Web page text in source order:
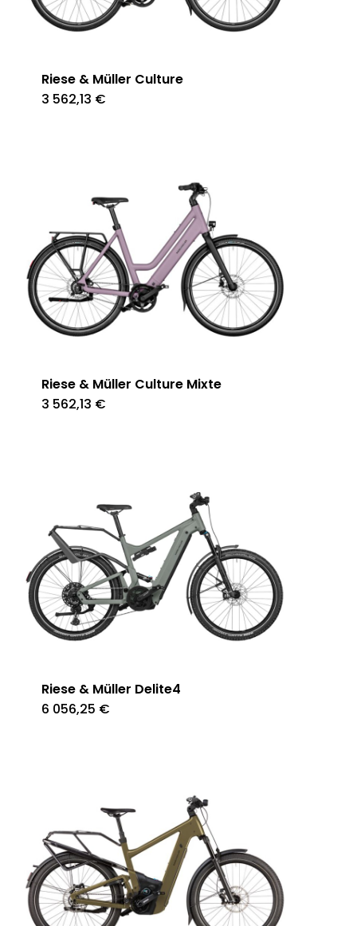
Riese & Müller Culture
3 562,13 €
Riese & Müller Culture Mixte
3 562,13 €
Riese & Müller Delite4
6 056,25 €